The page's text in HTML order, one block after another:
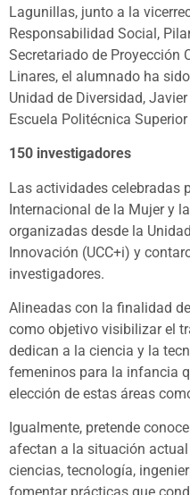
Lagunillas, junto a la
Responsabilidad Social,
Secretariado de Proyección
Linares, el alumnado ha
Unidad de Diversidad,
Escuela Politécnica
150 investigadores
Las actividades celebradas
Internacional de la Mujer y
organizadas desde la
Innovación (UCC+i) y
investigadores.
Alineadas con la finalidad
como objetivo visibilizar el
dedican a la ciencia y la
femeninos para la infancia
elección de estas áreas
Igualmente, pretende
afectan a la situación
ciencias, tecnología,